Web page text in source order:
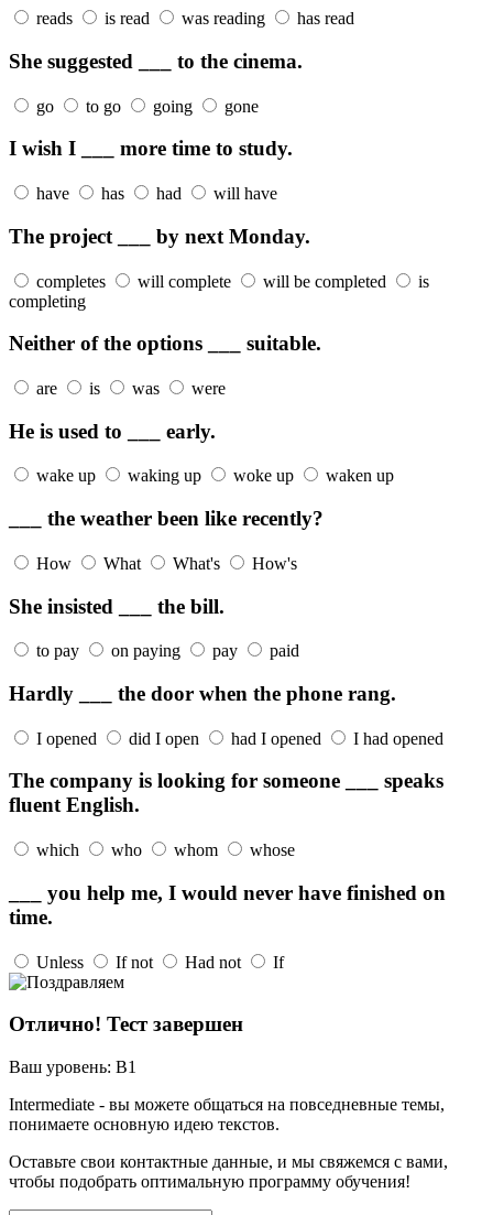
reads is read was reading has read
She suggested ___ to the cinema.
go to go going gone
I wish I ___ more time to study.
have has had will have
The project ___ by next Monday.
completes will complete will be completed
is
completing
Neither of the options ___ suitable.
are is was were
He is used to ___ early.
wake up waking up woke up waken up
___ the weather been like recently?
How What What's How's
She insisted ___ the bill.
to pay on paying pay paid
Hardly ___ the door when the phone rang.
I opened did I open had I opened I had opened
The company is looking for someone ___ speaks
fluent English.
which who whom whose
___ you help me, I would never have finished on
time.
Unless If not Had not If
Отлично! Тест завершен
Ваш уровень: B1
Intermediate - вы можете общаться на повседневные темы,
понимаете основную идею текстов.
Оставьте свои контактные данные, и мы свяжемся с вами,
чтобы подобрать оптимальную программу обучения!